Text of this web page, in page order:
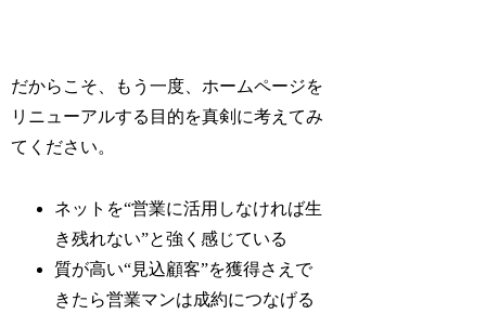
だからこそ、もう一度、ホームページを
リニューアルする目的を真剣に考えてみ
てください。
ネットを“営業に活用しなければ生
き残れない”と強く感じている
質が高い“見込顧客”を獲得さえで
きたら営業マンは成約につなげる